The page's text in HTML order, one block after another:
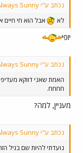
נכתב ע"י It's Always Sunny:
לא
אבל הוא חי חיים
יופי
נכתב ע"י It's Always Sunny:
האמת שאני דווקא
חחחח.
מעניין, למה?
נכתב ע"י It's Always Sunny:
נועדתי להיות שם